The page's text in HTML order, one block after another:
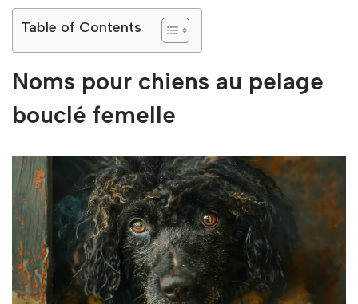
Table of Contents
Noms pour chiens au pelage
bouclé femelle